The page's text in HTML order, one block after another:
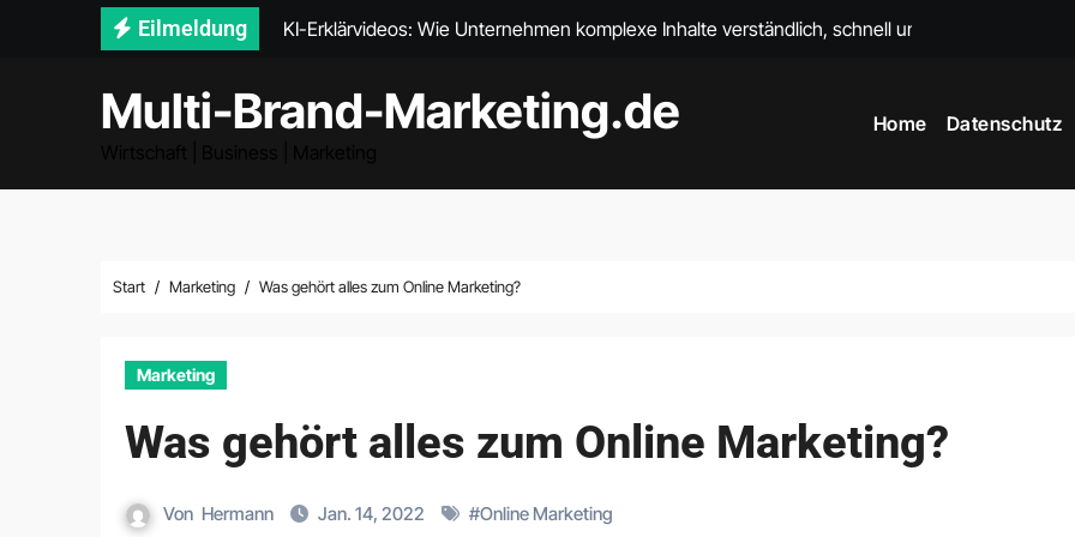
Eilmeldung KI-Erklärvideos: Wie Unternehmen komplexe Inhalte verständlich, schnell und kosteneffizient
KI-Avatar-
Multi-Brand-Marketing.de Home Datenschutz
Start Marketing Was gehört alles zum Online Marketing?
Marketing
Was gehört alles zum Online Marketing?
Von Hermann Jan. 14, 2022 #Online Marketing